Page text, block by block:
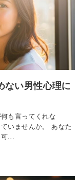
ない男性心理に
も言ってくれな
いませんか。 あなた
可…